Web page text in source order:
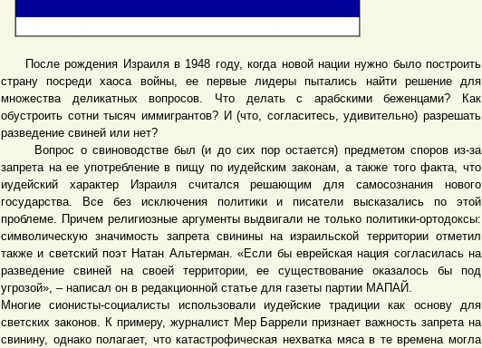
После рождения Израиля в 1948 году, когда новой нации нужно было построить
страну посреди хаоса войны, ее первые лидеры пытались найти решение для
множества деликатных вопросов. Что делать с арабскими беженцами? Как
обустроить сотни тысяч иммигрантов? И (что, согласитесь, удивительно) разрешать
разведение свиней или нет?
Вопрос о свиноводстве был (и до сих пор остается) предметом споров из-за
запрета на ее употребление в пищу по иудейским законам, а также того факта, что
иудейский характер Израиля считался решающим для самосознания нового
государства. Все без исключения политики и писатели высказались по этой
проблеме. Причем религиозные аргументы выдвигали не только политики-ортодоксы:
символическую значимость запрета свинины на израильской территории отметил
также и светский поэт Натан Альтерман. «Если бы еврейская нация согласилась на
разведение свиней на своей территории, ее существование оказалось бы под
угрозой», – написал он в редакционной статье для газеты партии МАПАЙ.
Многие сионисты-социалисты использовали иудейские традиции как основу для
светских законов. К примеру, журналист Мер Баррели признает важность запрета на
свинину, однако полагает, что катастрофическая нехватка мяса в те времена могла